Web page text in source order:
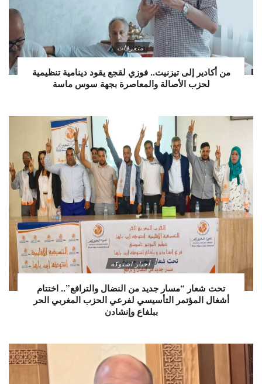
متفرقات
من أكادير إلى تيزنيت.. فوزي لقجع يقود دينامية تنظيمية
لحزب الأصالة والمعاصرة بجهة سوس ماسة
أخبار اشتوكة
تحت شعار “مسار جديد من النضال والترافع”.. اختتام
أشغال المؤتمر التأسيسي لفرعي الحزب المغربي الحر
ببلفاع وإنشادن